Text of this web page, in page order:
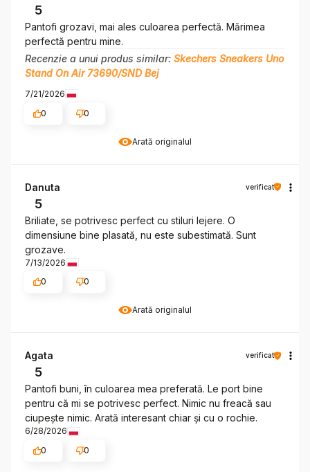
Arată originalul
5
Pantofi grozavi, mai ales culoarea perfectă. Mărimea
perfectă pentru mine.
Recenzie a unui produs similar: Skechers Sneakers Uno
Stand On Air 73690/SND Bej
7/21/2026
0
0
Arată originalul
Danuta verificat
5
Briliate, se potrivesc perfect cu stiluri lejere. O
dimensiune bine plasată, nu este subestimată. Sunt
grozave.
7/13/2026
0
0
Agata verificat
5
Pantofi buni, în culoarea mea preferată. Le port bine
pentru că mi se potrivesc perfect. Nimic nu freacă sau
ciupește nimic. Arată interesant chiar și cu o rochie.
6/28/2026
0
0